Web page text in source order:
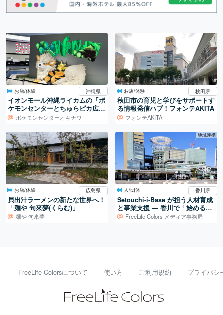
お店/体験 沖縄県
イオンモール沖縄ライカムの「ポ
ケモンセンターとちゅらピカ広
場」ポケモンセンターオキナワ
お店/体験 秋田県
秋田市の育児と学びをサポートす
る情報発信ハブ！フォンテAKITA
フォンテAKITA
お店/体験 広島県
貝出汁ラーメンの新たな世界へ！
「麺や 句來夢(くらむ)」
麺や 句來夢
地域連携
人/団体 香川県
Setouchi-i-Base が担う人材育成
と事業支援 ― 香川で「始める」
を支える拠点
FreeLife Colors メディア事務局
FreeLife Colorsについて 使い方 ご利用規約 プライバシ